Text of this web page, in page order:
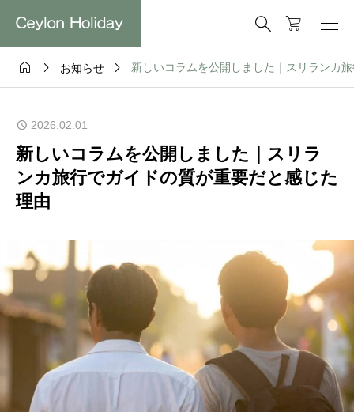

  お知らせ  新しいコラムを公開しました｜スリランカ
2026.02.01
新しいコラムを公開しました｜スリラ
ンカ旅行でガイドの質が重要だと感じた
理由